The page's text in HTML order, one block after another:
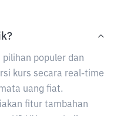
populer dan
kurs secara real-time
uang fiat.
fitur tambahan